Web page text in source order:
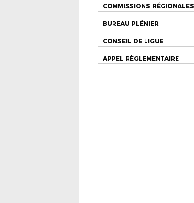
COMMISSIONS RÉGIONALES
BUREAU PLÉNIER
CONSEIL DE LIGUE
APPEL RÈGLEMENTAIRE